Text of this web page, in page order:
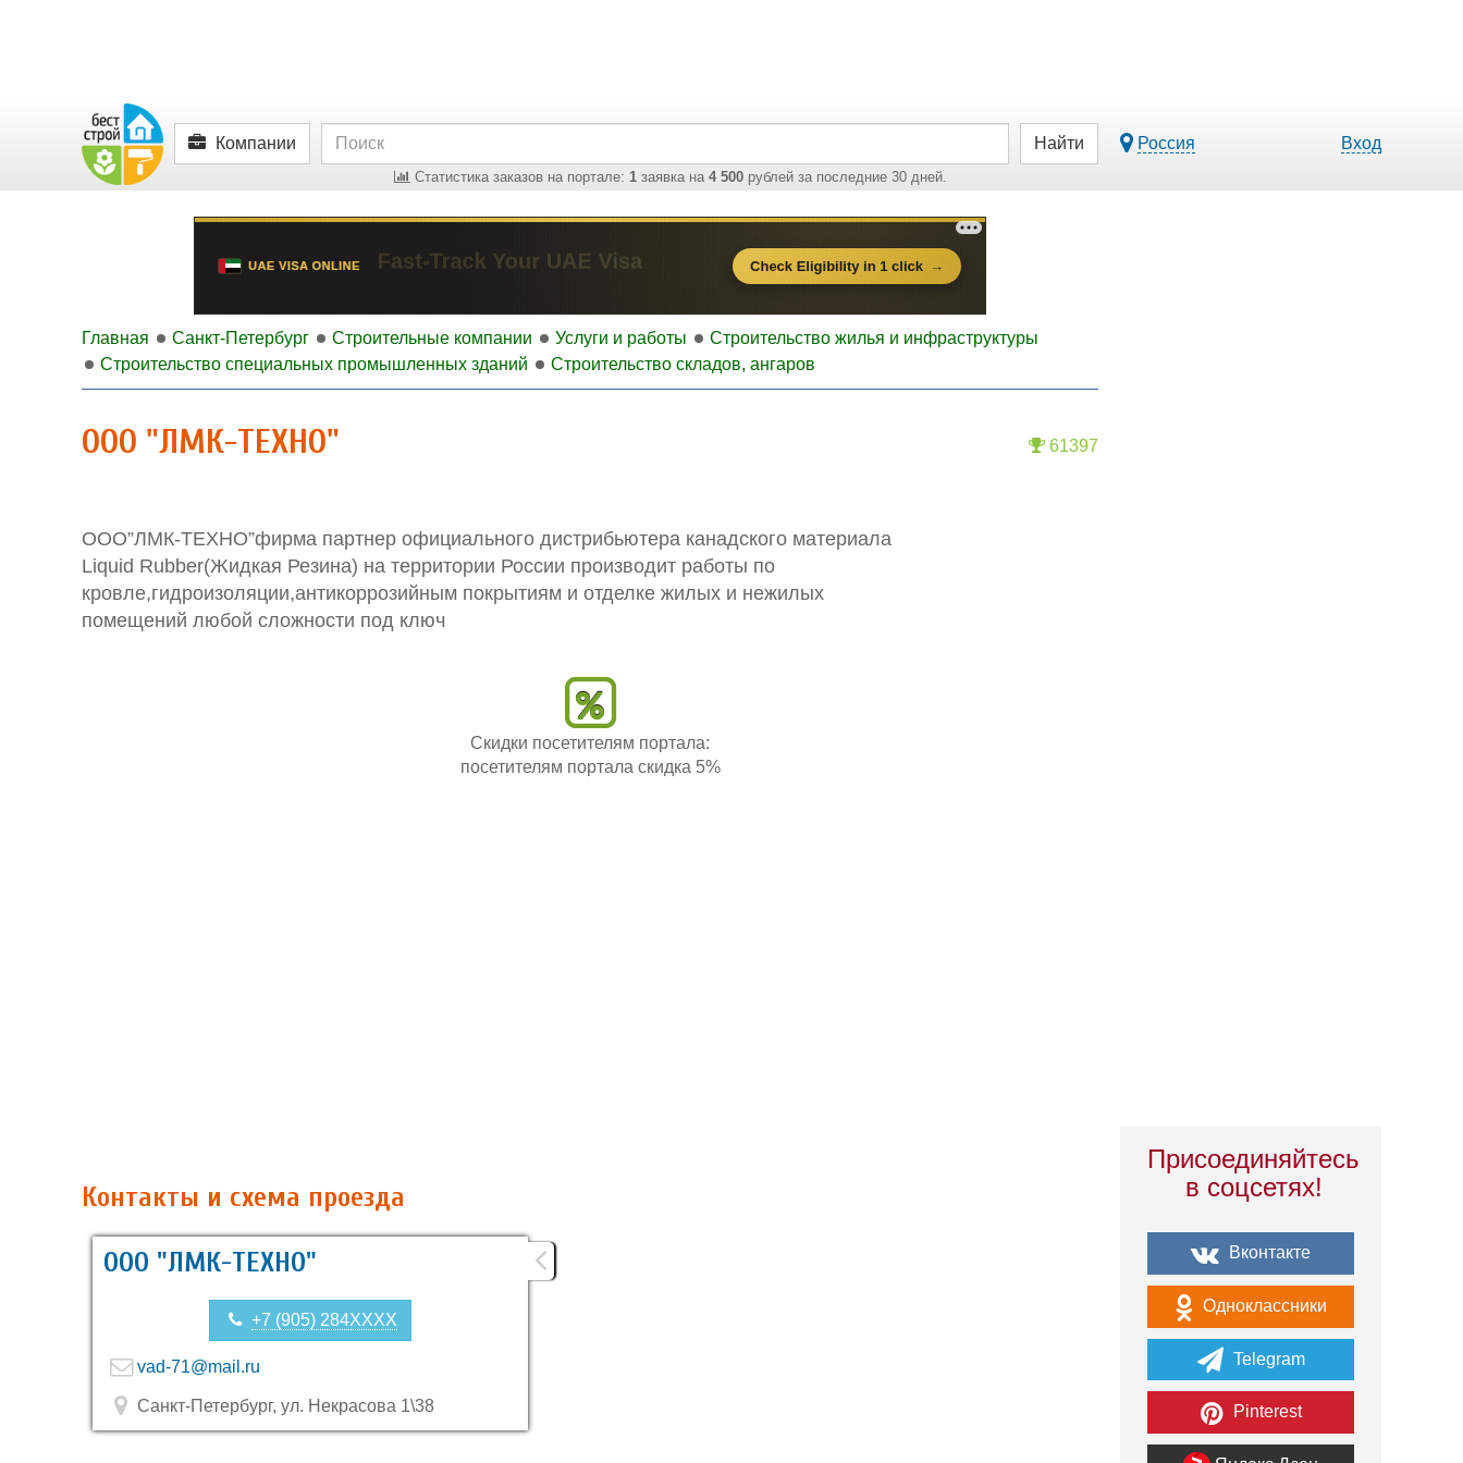
Компании
Статистика заказов на портале: 1 заявка на 4 500 рублей за последние 30 дней.
Найти Россия Вход
Главная Санкт-Петербург Строительные компании Услуги и работы
Строительство жилья и инфраструктуры
Строительство специальных промышленных зданий
Строительство складов, ангаров
61397
ООО "ЛМК-ТЕХНО"
ООО”ЛМК-ТЕХНО”фирма партнер официального дистрибьютера канадского материала
Liquid Rubber(Жидкая Резина) на территории России производит работы по
кровле,гидроизоляции,антикоррозийным покрытиям и отделке жилых и нежилых
помещений любой сложности под ключ
Скидки посетителям портала:
посетителям портала скидка 5%
Контакты и схема проезда
ООО "ЛМК-ТЕХНО"
+7 (905) 284XXXX
vad-71@mail.ru
Санкт-Петербург, ул. Некрасова 1\38
Присоединяйтесь
в соцсетях!
Вконтакте
Одноклассники
Telegram
Pinterest